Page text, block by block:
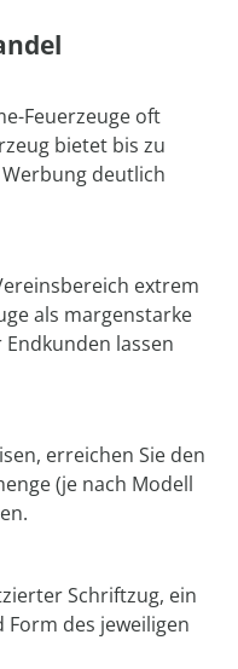
Feuerzeuge oft
bietet bis zu
deutlich
extrem
als margenstarke
lassen
erreichen Sie den
(je nach Modell
Schriftzug, ein
des jeweiligen